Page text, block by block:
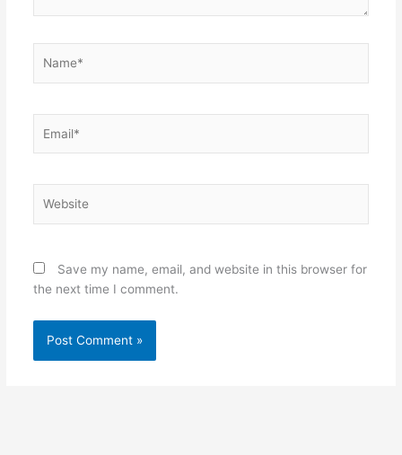
Save my name, email, and website in this browser for
the next time I comment.